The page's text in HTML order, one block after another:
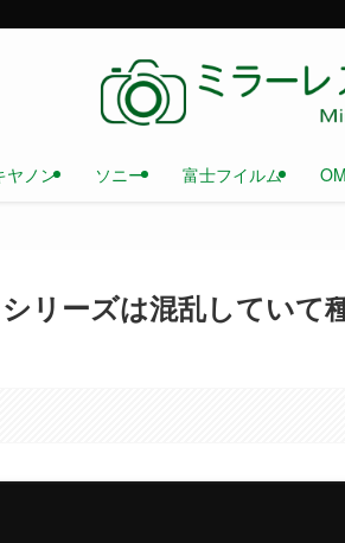
ヤノン ソニー 富士フイルム
リーズは混乱していて